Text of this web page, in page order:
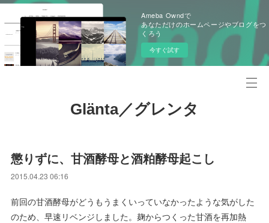
Ameba Owndで
あなただけのホームページやブログをつ
くろう
今すぐ試す
Glänta／グレンタ
懲りずに、甘酒酵母と酒粕酵母起こし
2015.04.23 06:16
前回の甘酒酵母がどうもうまくいっていなかったような気がした
のため、早速リベンジしました。麹からつくった甘酒を再加熱